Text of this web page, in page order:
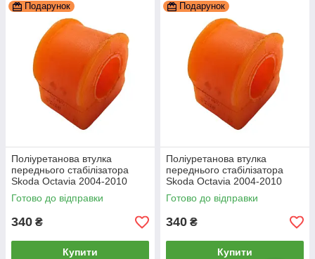
Подарунок
Поліуретанова втулка
переднього стабілізатора
Skoda Octavia 2004-2010
21мм, PP-0057P
Готово до відправки
340 ₴
Купити
Подарунок
Поліуретанова втулка
переднього стабілізатора
Skoda Octavia 2004-2010
19мм ПІД вироблення, PP-
0057P
Готово до відправки
340 ₴
Купити